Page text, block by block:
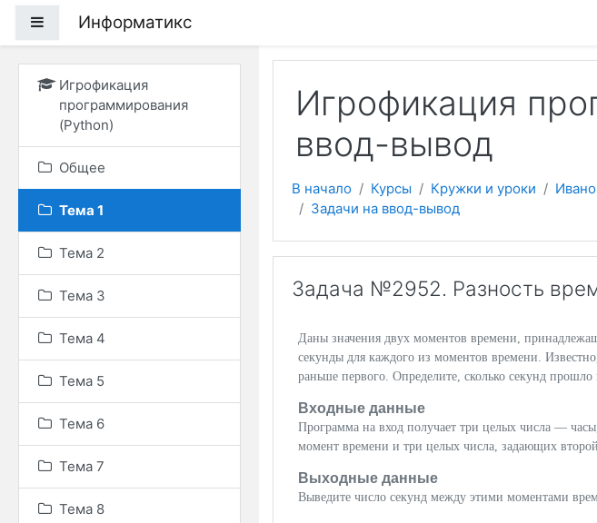
Боковая панель
Информатикс
Игрофикация
программирования
(Python)
Общее
Тема 1
Тема 2
Тема 3
Тема 4
Тема 5
Тема 6
Тема 7
Тема 8
Игрофикация
ввод-вывод
В начало Курсы Кружки и уроки
Задачи на ввод-вывод
Задача №2952. Разность
Даны значения двух моментов времени,
секунды для каждого из моментов времени.
раньше первого. Определите, сколько секунд
Входные данные
Программа на вход получает три целых числа —
момент времени и три целых числа, задающих
Выходные данные
Выведите число секунд между этими моментами